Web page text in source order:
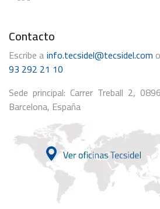
Contacto
Escribe ainfo.tecsidel@tecsidel.com
93 292 21 10
Sede principal: Carrer Treball 2,
Barcelona, España